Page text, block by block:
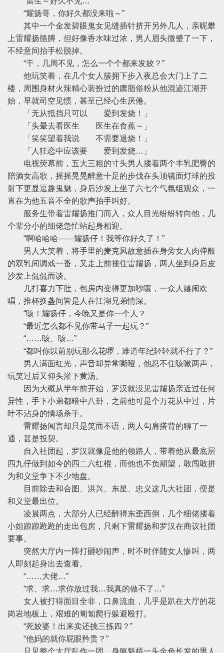
“耀扬哥，你好久都没来啦～”
其中一个金发碧眼鬼女见缝插针挤开另外几人，亲昵攀
上雷耀扬胳膊，但好像香水味过浓，男人眉头微蹙了一下，
不经意间抬手松脱掉。
“干，几周不见，怎么一个个都来发姣？”
他玩笑着，在几个女人簇拥下步入夜总会大门上了二
楼，周围身材火辣精心装扮过的庸脂俗粉从他混迹江湖开
始，早就司空见惯，甚至已经心生厌倦。
「无从抵挡只可以 爱到发烧！」
「头晕去看医生 医生在食蕉～」
「笑笑望着我说 不需要退烧！」
「人狂恋中应该要 爱到发烧…」
电视荧幕前，五大三粗的寸头男人搂着两个丰乳肥臀的
陪酒女高歌，摇摇晃晃醉意十足的步伐在头顶镜面灯球的投
射下更显逗趣鬼魅，身后沙发上坐了六七个气氛组观众，一
直在为他五音不全的歌声拍手叫好。
服务生带着雷耀扬推门而入，众人目光纷纷转向他，几
个辈分小的细佬急忙站起身相迎。
“啊哈哈哈——耀扬仔！我等你好久了！”
男人大笑着，将手里的麦克风故意插在身旁女人肉弹般
的双乳间调戏一番，又走上前揽住雷耀扬，两人坐到身后皮
沙发上侃侃而谈。
几打喜力下肚，包房内变得更加吵嚷，一众人嬉闹欢
唱，推杯换盏间皆是人在江湖兄弟情深。
“咳！耀扬仔，今晚又是你一个人？
“最近怎么都不见你带马子一起玩？”
“……咳、咳…”
“都叫你以前别玩那么花啰，难道年纪轻轻就不行了？”
男人满面红光，声音却异常嘶哑，他忍不住咳嗽两声，
玩笑过后又仰头灌下黄汤。
因为大概从半年前开始，罗汉就没见雷耀扬亲近过任何
异性，手下小弟都暗中八卦，之前他可是个万花从中过，片
叶不沾身的情场杀手。
雷耀扬闻言却只是笑而不语，两人勾肩搭背的聊了一
通，甚是投契。
自入社团起，罗汉就像是他的领路人，带着他从最底层
四九仔做到如今的四二六红棍，而他也不负期望，敢闯敢拼
为和义堂争下不少地盘。
目前除去和合图、洪兴、东星、忠义这几大社团，便是
和义堂最出位。
凌晨两点，大部分人已经醉得东歪西倒，几个细佬搂着
小姐踉踉跄跄的走出包房，只剩下雷耀扬和罗汉在商议社团
要事。
突然大厅内一阵打砸吵闹声，时不时伴随女人惨叫，两
人即刻起身出去查看。
“……大佬…”
“求、求…求你放过我…我真的做不了…”
女人被打得面目全非，口鼻流血，几乎是趴在大厅的花
岗岩地板上，艰难的匍匐爬行躲避殴打。
“死姣婆！出来卖还挑三拣四？”
“他妈的就你屁眼矜贵？”
只见整个大厅乱作一团，身躯魁梧一头金色长发的男人